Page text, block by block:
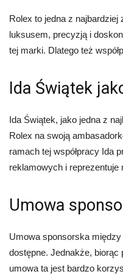
Rolex to jedna z
luksusem, precyzją i
tej marki. Dlatego też
Ida Świątek
Ida Świątek, jako jedna z
Rolex na swoją
ramach tej współpracy Ida
reklamowych i
Umowa
Umowa sponsorska
dostępne. Jednakże,
umowa ta jest bardzo